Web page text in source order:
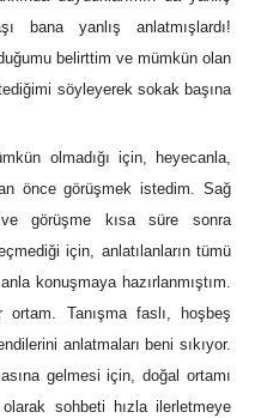
bana yanlış anlatmışlardı!
belirttim ve mümkün olan
söyleyerek sokak başına
olmadığı için, heyecanla,
önce görüşmek istedim. Sağ
görüşme kısa süre sonra
için, anlatılanların tümü
konuşmaya hazırlanmıştım.
Tanışma faslı, hoşbeş
anlatmaları beni sıkıyor.
gelmesi için, doğal ortamı
sohbeti hızla ilerletmeye